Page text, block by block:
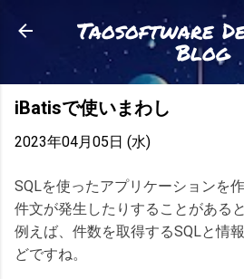
スキップしてメイン コ
Taosoftware
Blog
iBatisで使いまわし
2023年04月05日 (水)
SQLを使ったアプリケーションを
件文が発生したりすることがある
例えば、件数を取得するSQLと情
どですね。